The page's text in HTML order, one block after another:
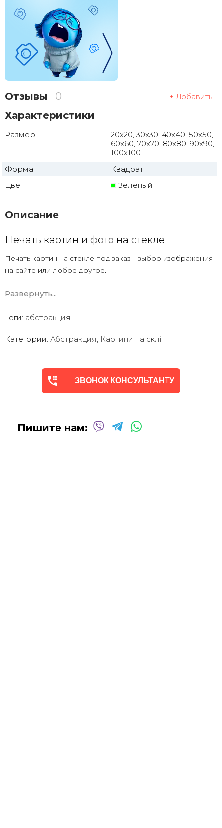
Отзывы 0 + Добавить
Характеристики
Размер
20x20, 30x30, 40x40, 50x50,
60x60, 70x70, 80x80, 90x90,
100x100
Формат
Квадрат
Цвет
Зеленый
Описание
Печать картин и фото на стекле
Печать картин на стекле под заказ - выбор изображения
на сайте или любое другое.
обработкой.
Закаленное стекло
с полипропиленовой печатной пленкой)
Развернуть...
Теги: абстракция
Категории: Абстракция, Картини на склі
ЗВОНОК КОНСУЛЬТАНТУ
Пишите нам: